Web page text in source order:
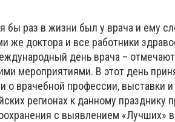
бы раз в жизни был у врача и ему
же доктора и все работники
день врача –
мероприятиями. В этот день
о врачебной профессии, выставки и
регионах к данному празднику
с выявлением «Лучших»